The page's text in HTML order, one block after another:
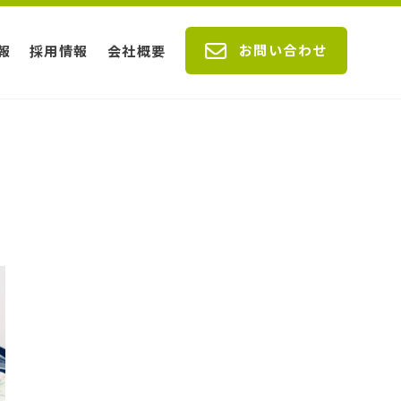
採用情報 会社概要 お問い合わせ